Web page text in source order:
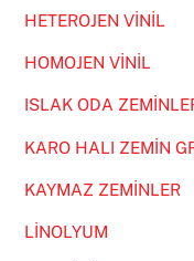
HETEROJEN VİNİL
HOMOJEN VİNİL
ISLAK ODA
KARO HALI ZEMİN
KAYMAZ ZEMİNLER
LİNOLYUM